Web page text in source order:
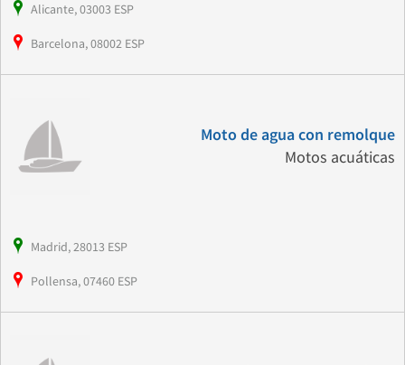
Alicante, 03003 ESP
Barcelona, 08002 ESP
Moto de agua con remolque
Motos acuáticas
Madrid, 28013 ESP
Pollensa, 07460 ESP